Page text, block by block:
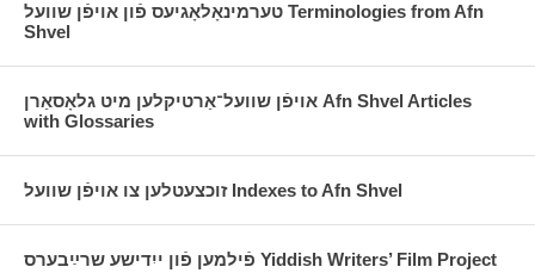
טערמינאָלאָגיעס פֿון אויפֿן שוועל Terminologies from Afn
Shvel
אויפֿן שוועל־אַרטיקלען מיט גלאָסאַרן Afn Shvel Articles
with Glossaries
זוכצעטלען צו אויפֿן שוועל Indexes to Afn Shvel
פֿילמען פֿון ייִדישע שרײַבערס Yiddish Writers’ Film Project